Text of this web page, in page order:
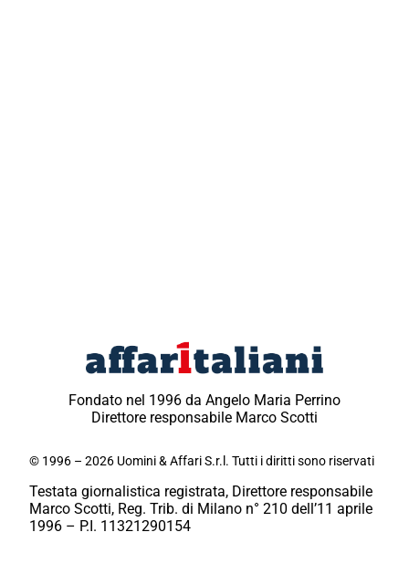
Fondato nel 1996 da Angelo Maria Perrino
Direttore responsabile Marco Scotti
© 1996 – 2026 Uomini & Affari S.r.l. Tutti i diritti sono riservati
Testata giornalistica registrata, Direttore responsabile
Marco Scotti, Reg. Trib. di Milano n° 210 dell’11 aprile
1996 – P.I. 11321290154